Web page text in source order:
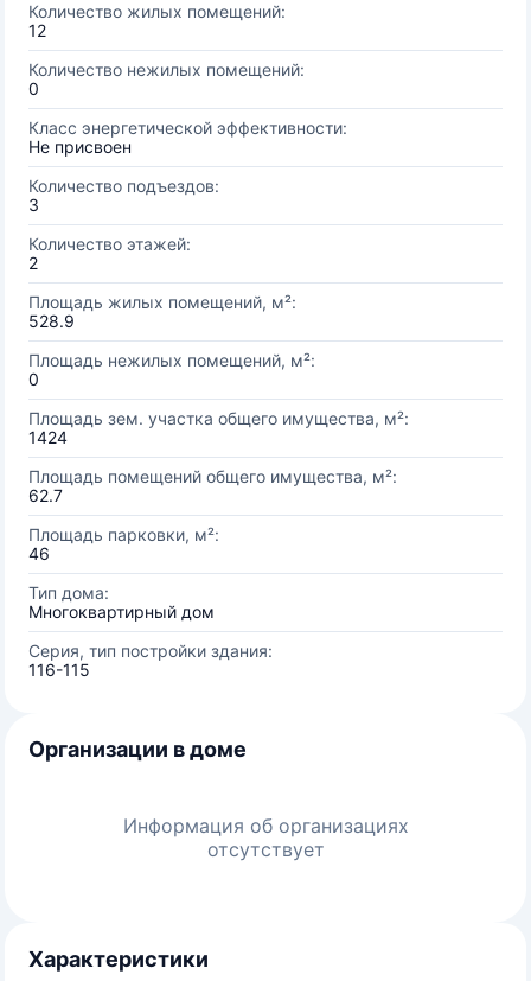
Количество жилых помещений:
12
Количество нежилых помещений:
0
Класс энергетической эффективности:
Не присвоен
Количество подъездов:
3
Количество этажей:
2
Площадь жилых помещений, м²:
528.9
Площадь нежилых помещений, м²:
0
Площадь зем. участка общего имущества, м²:
1424
Площадь помещений общего имущества, м²:
62.7
Площадь парковки, м²:
46
Тип дома:
Многоквартирный дом
Серия, тип постройки здания:
116-115
Организации в доме
Информация об организациях
отсутствует
Характеристики